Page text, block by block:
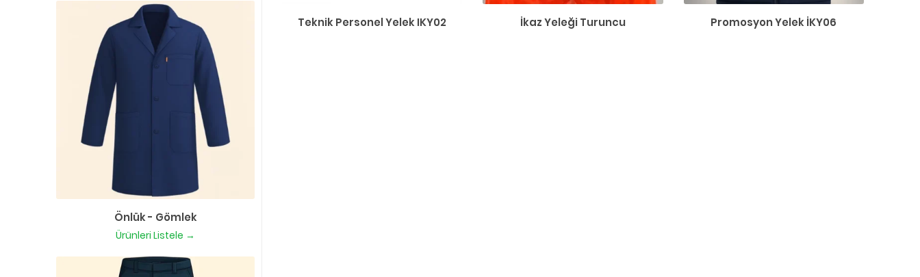
Teknik Personel Yelek IKY02 İkaz Yeleği Turuncu Promosyon Yelek İKY06
Önlük - Gömlek
Ürünleri Listele →